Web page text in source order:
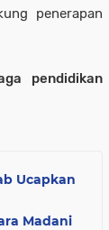
penerapan
pendidikan
Ucapkan
Madani